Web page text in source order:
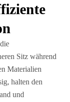
Sitz während
Materialien
halten den
und